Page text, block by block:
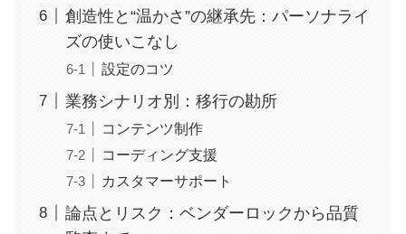
創造性と“温かさ”の継承先：パーソナライ
ズの使いこなし
設定のコツ
業務シナリオ別：移行の勘所
コンテンツ制作
コーディング支援
カスタマーサポート
論点とリスク：ベンダーロックから品質